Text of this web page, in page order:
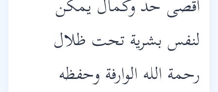
أقصى حد وكمال يمكن
لنفس بشرية تحت ظلال
رحمة الله الوارفة وحفظه